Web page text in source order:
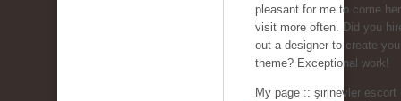
pleasant for me to come
visit more often. Did you
out a designer to create
theme? Exceptional work!
My page :: şirinevler escort